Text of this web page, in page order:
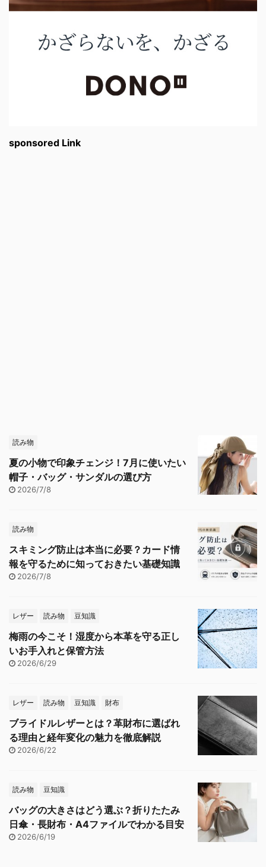
sponsored Link
読み物
夏の小物で印象チェンジ！7月に使いたい
帽子・バッグ・サンダルの選び方
2026/7/8
読み物
スキミング防止は本当に必要？カード情
報を守るために知っておきたい基礎知識
2026/7/8
レザー 読み物 豆知識
梅雨の今こそ！湿度から本革を守る正し
いお手入れと保管方法
2026/6/29
レザー 読み物 豆知識 財布
ブライドルレザーとは？革財布に選ばれ
る理由と経年変化の魅力を徹底解説
2026/6/22
読み物 豆知識
バッグの大きさはどう選ぶ？折りたたみ
日傘・長財布・A4ファイルでわかる目安
2026/6/19